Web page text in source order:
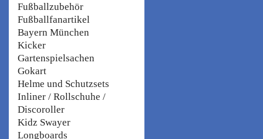
Fußballzubehör
Fußballfanartikel
Bayern München
Kicker
Gartenspielsachen
Gokart
Helme und Schutzsets
Inliner / Rollschuhe /
Discoroller
Kidz Swayer
Longboards